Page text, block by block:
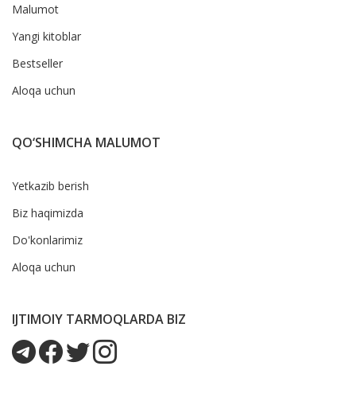
Malumot
Yangi kitoblar
Bestseller
Aloqa uchun
QO‘SHIMCHA MALUMOT
Yetkazib berish
Biz haqimizda
Do'konlarimiz
Aloqa uchun
IJTIMOIY TARMOQLARDA BIZ